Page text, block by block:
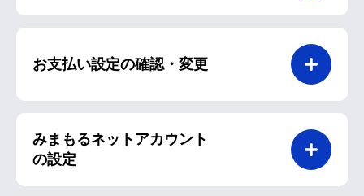
お支払い設定の確認・変更
みまもるネットアカウント
の設定